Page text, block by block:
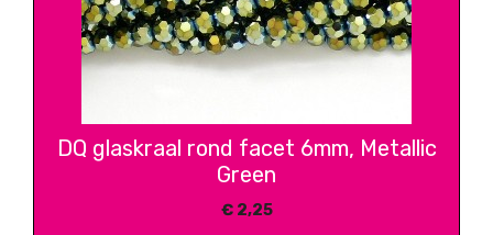
DQ glaskraal rond facet 6mm, Metallic
Green
€2,25